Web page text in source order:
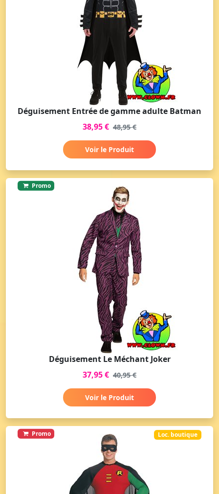
Déguisement Entrée de gamme adulte Batman
38,95 € 48,95 €
Voir le Produit
Promo
Déguisement Le Méchant Joker
37,95 € 40,95 €
Voir le Produit
Promo Loc. boutique